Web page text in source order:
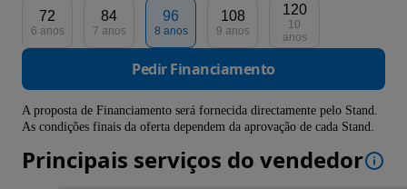
72
6 anos
84
7 anos
96
8 anos
108
9 anos
120
10
anos
Pedir Financiamento
A proposta de Financiamento será fornecida directamente pelo Stand.
As condições finais da oferta dependem da aprovação de cada Stand.
Principais serviços do vendedor